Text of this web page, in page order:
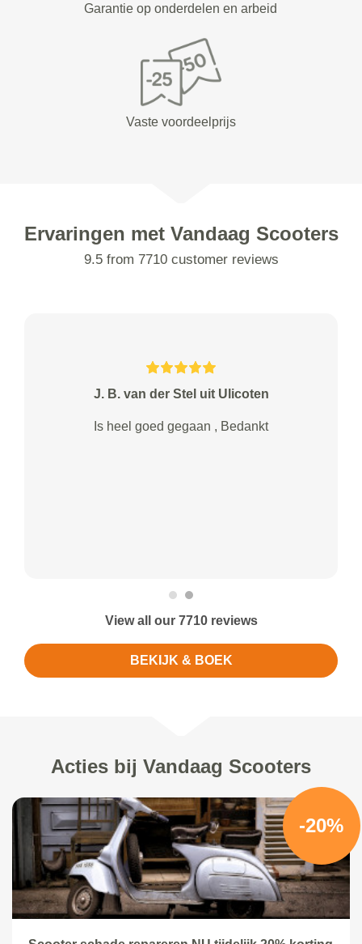
Garantie op onderdelen en arbeid
Vaste voordeelprijs
Ervaringen met Vandaag Scooters
9.5 from 7710 customer reviews
J. B. van der Stel uit Ulicoten
Is heel goed gegaan , Bedankt
View all our 7710 reviews
BEKIJK & BOEK
Acties bij Vandaag Scooters
-20%